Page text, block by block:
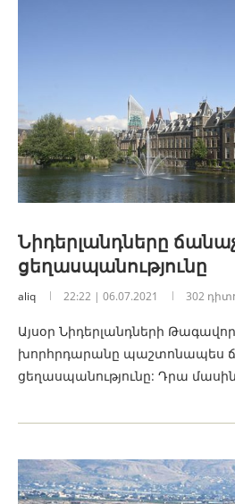
Նիդերլանդները
ցեղասպանությունը
aliq 22:22 | 06.07.2021 302
Այսօր Նիդերլանդների
խորհրդարանը պաշտոնապես
ցեղասպանությունը: Դրա